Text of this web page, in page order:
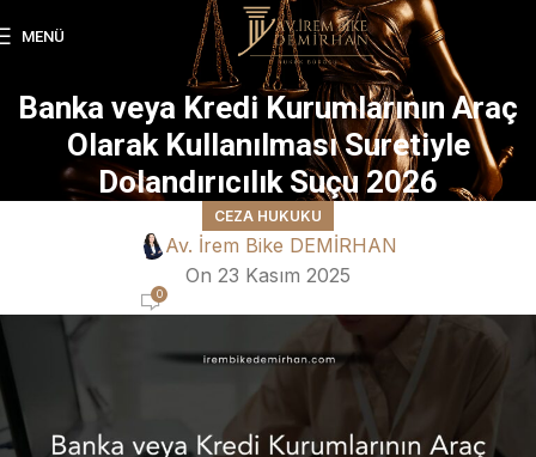
MENÜ
Banka veya Kredi Kurumlarının Araç
Olarak Kullanılması Suretiyle
Dolandırıcılık Suçu 2026
CEZA HUKUKU
Av. İrem Bike DEMİRHAN
On 23 Kasım 2025
0